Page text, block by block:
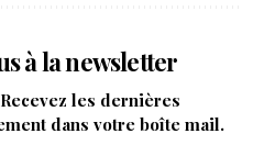
à la newsletter
les dernières
dans votre boîte mail.